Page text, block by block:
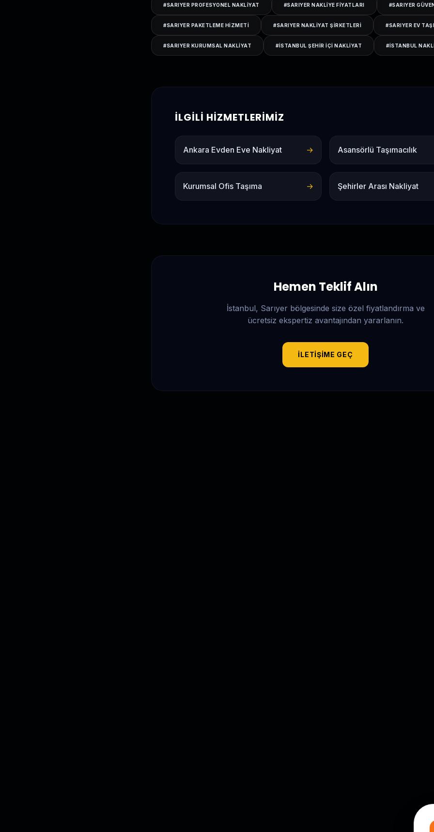
#SARIYER PROFESYONEL NAKLIYAT #SARIYER NAKLIYE FIYATLARI #SARIYER
#SARIYER PAKETLEME HIZMETI #SARIYER NAKLIYAT ŞIRKETLERI #SARIYER EV
#SARIYER KURUMSAL NAKLIYAT #ISTANBUL ŞEHIR IÇI NAKLIYAT #ISTANBUL
İLGILI HIZMETLERIMIZ
Ankara Evden Eve Nakliyat → Asansörlü Taşımacılık
Kurumsal Ofis Taşıma → Şehirler Arası Nakliyat
Hemen Teklif Alın
İstanbul, Sarıyerbölgesinde size özel fiyatlandırma ve
ücretsiz ekspertiz avantajından yararlanın.
İLETIŞIME GEÇ